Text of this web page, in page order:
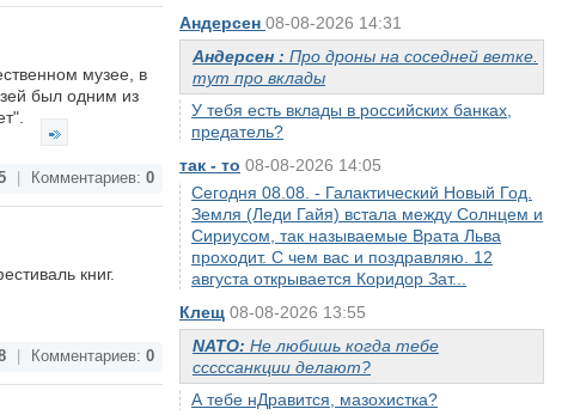
Андерсен 08-08-2026 14:31
Андерсен : Про дроны на соседней ветке.
тут про вклады
У тебя есть вклады в российских банках,
предатель?
так - то 08-08-2026 14:05
Сегодня 08.08. - Галактический Новый Год.
Земля (Леди Гайя) встала между Солнцем и
Сириусом, так называемые Врата Льва
проходит. С чем вас и поздравляю. 12
августа открывается Коридор Зат...
Клещ 08-08-2026 13:55
NATO: Не любишь когда тебе
сссссанкции делают?
А тебе нДравится, мазохистка?
музее, в
был одним из
Комментариев: 0
книг.
Комментариев: 0